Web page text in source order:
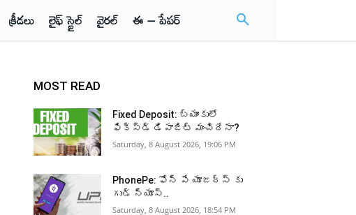
క్రీడలు లైఫ్ స్టైల్ వైరల్ ఈ – పేపర్
MOST READ
Fixed Deposit: బ్యాంకులో
ఫిక్స్డ్ డిపాజిట్ మంచిదేనా?
Saturday, 8 August 2026, 19:06 PM
PhonePe: ఫోన్ పే యూజర్స్ కు
గుడ్ న్యూస్..
Saturday, 8 August 2026, 18:54 PM